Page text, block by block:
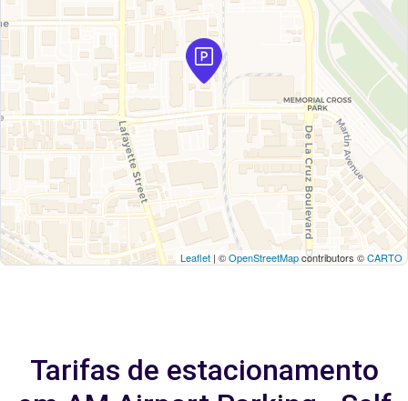
Leaflet | ©OpenStreetMapcontributors ©CARTO
Tarifas de estacionamento